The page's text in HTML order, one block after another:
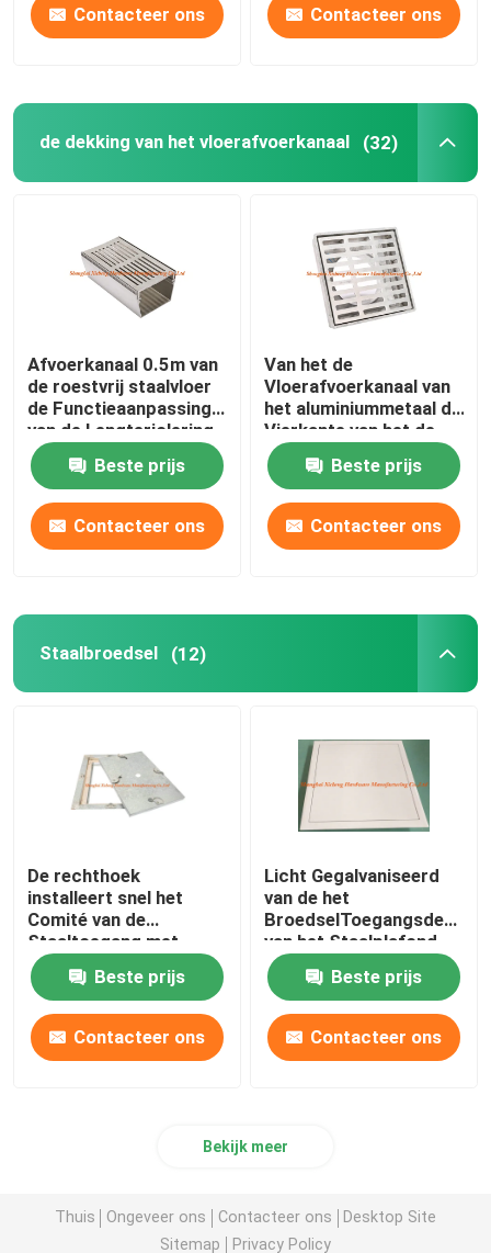
Contacteer ons Contacteer ons
de dekking van het vloerafvoerkanaal (32)
Afvoerkanaal 0.5m van
de roestvrij staalvloer
de Functieaanpassing
van de Lengteriolering
keurt goed
Beste prijs
Contacteer ons
Van het de
Vloerafvoerkanaal van
het aluminiummetaal de
Vierkante van het de
Dekkingsiso9001
Certificaat Zeef van
het de Vloerafdruiprek
Beste prijs
Contacteer ons
Staalbroedsel (12)
De rechthoek
installeert snel het
Comité van de
Staaltoegang met
Zwaar Broedsel Vier
Haken
Beste prijs
Contacteer ons
Licht Gegalvaniseerd
van de het
BroedselToegangsdeur
van het Staalplafond
Gelijk Kader xc-aps-
010
Beste prijs
Contacteer ons
Bekijk meer
Thuis Ongeveer ons Contacteer ons
Desktop Site
Sitemap
Privacy Policy